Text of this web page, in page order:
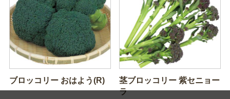
ブロッコリー おはよう(R)
茎ブロッコリー 紫セニョー
ラ